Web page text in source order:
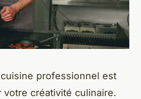
professionnel est
créativité culinaire.